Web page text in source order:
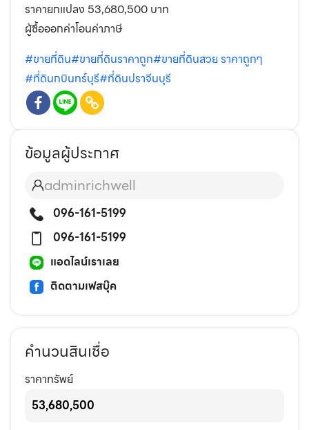
ราคายกแปลง 53,680,500 บาท
ผู้ซื้อออกค่าโอนค่าภาษี
#ขายที่ดิน#ขายที่ดินราคาถูก#ขายที่ดินสวย ราคาถูกๆ
#ที่ดินกบินทร์บุรี#ที่ดินปราจีนบุรี
ข้อมูลผู้ประกาศ
adminrichwell
096-161-5199
096-161-5199
แอดไลน์เราเลย
ติดตามเฟสบุ๊ค
คำนวนสินเชื่อ
ราคาทรัพย์